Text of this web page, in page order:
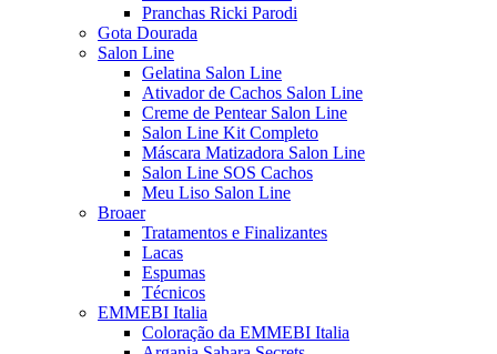
Pranchas Ricki Parodi
Gota Dourada
Salon Line
Gelatina Salon Line
Ativador de Cachos Salon Line
Creme de Pentear Salon Line
Salon Line Kit Completo
Máscara Matizadora Salon Line
Salon Line SOS Cachos
Meu Liso Salon Line
Broaer
Tratamentos e Finalizantes
Lacas
Espumas
Técnicos
EMMEBI Italia
Coloração da EMMEBI Italia